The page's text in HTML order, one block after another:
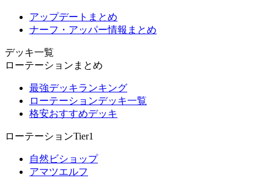
アップデートまとめ
ナーフ・アッパー情報まとめ
デッキ一覧
ローテーションまとめ
最強デッキランキング
ローテーションデッキ一覧
格安おすすめデッキ
ローテーションTier1
自然ビショップ
アマツエルフ